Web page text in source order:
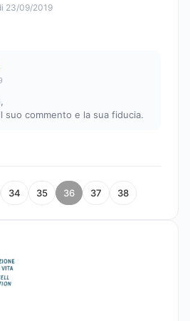
23/09/2019
suo commento e la sua fiducia.
34 35 36 37 38